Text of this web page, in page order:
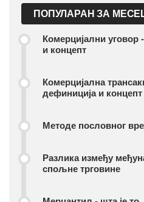
ПОПУЛАРАН ЗА
Комерцијални уговор
и концепт
Комерцијална
дефиниција и концепт
Методе пословног
Разлика између
спољне трговине